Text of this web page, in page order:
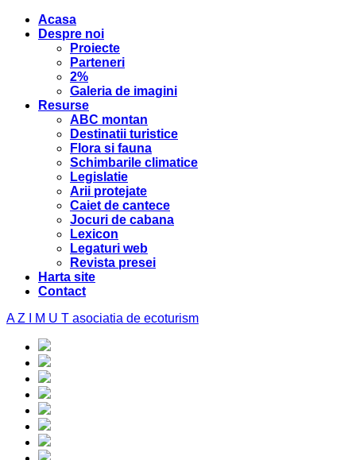
Acasa
Despre noi
Proiecte
Parteneri
2%
Galeria de imagini
Resurse
ABC montan
Destinatii turistice
Flora si fauna
Schimbarile climatice
Legislatie
Arii protejate
Caiet de cantece
Jocuri de cabana
Lexicon
Legaturi web
Revista presei
Harta site
Contact
A Z I M U T asociatia de ecoturism